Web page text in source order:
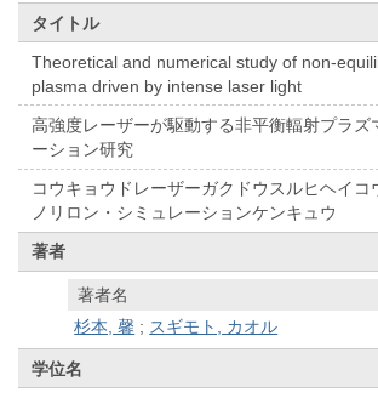
タイトル
Theoretical and numerical study of non-
plasma driven by intense laser light
高強度レーザーが駆動する非平衡輻射プラズ
ーション研究
コウキョウドレーザーガクドウスルヒヘイコ
ノリロン・シミュレーションケンキュウ
著者
著者名
杉本, 馨 ; スギモト, カオル
学位名